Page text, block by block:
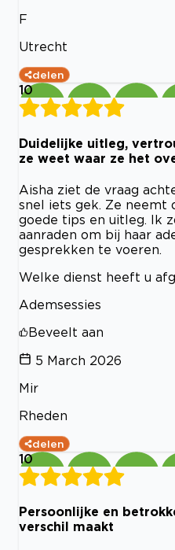
F
Utrecht
delen
10
Duidelijke uitleg,
ze weet waar ze het
Aisha ziet de vraag
snel iets gek. Ze neemt
goede tips en uitleg. Ik
aanraden om bij haar
gesprekken te voeren.
Welke dienst heeft u
Ademsessies
Beveelt aan
5 March 2026
Mir
Rheden
delen
10
Persoonlijke en
verschil maakt